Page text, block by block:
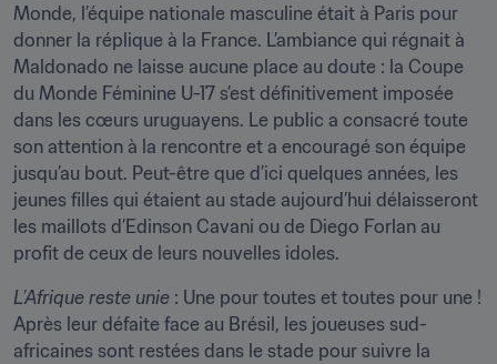
Monde, l’équipe nationale masculine était à Paris pour
donner la réplique à la France. L’ambiance qui régnait à
Maldonado ne laisse aucune place au doute : la Coupe
du Monde Féminine U-17 s’est définitivement imposée
dans les cœurs uruguayens. Le public a consacré toute
son attention à la rencontre et a encouragé son équipe
jusqu’au bout. Peut-être que d’ici quelques années, les
jeunes filles qui étaient au stade aujourd’hui délaisseront
les maillots d’Edinson Cavani ou de Diego Forlan au
profit de ceux de leurs nouvelles idoles.
L’Afrique reste unie : Une pour toutes et toutes pour une !
Après leur défaite face au Brésil, les joueuses sud-
africaines sont restées dans le stade pour suivre la